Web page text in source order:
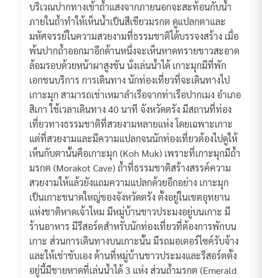
บริเวณปากทางเข้าถ้ำแสงจากภายนอกจะสะท้อนกับน้ำ
ภายในถ้ำทำให้เห็นน้ำเป็นสีเขียวมรกต ดูแปลกตาและ
มหัศจรรย์ในความสวยงามที่ธรรมชาติได้บรรจงสร้าง เมื่อ
พ้นปากถ้ำออกมาอีกด้านหนึ่งจะเห็นหาดทรายขาวสะอาด
ล้อมรอบด้วยหน้าผาสูงชัน นั่งเล่นน้ำได้ เกาะมุกมีที่พัก
เอกชนบริการ การเดินทาง นักท่องเที่ยวที่จะเดินทางไป
เกาะมุก สามารถเช่าเหมาลำเรือจากท่าเรือปากเมง อำเภอ
สิเกา ใช้เวลาเดินทาง 40 นาที จังหวัดตรัง มีสถานที่ท่อง
เที่ยวทางธรรมชาติที่สวยงามหลายแห่ง โดยเฉพาะเกาะ
แต่ที่สวยงามและมีความแปลกจนนักท่องเที่ยวต้องไปดูให้
เห็นกับตานั้นคือเกาะมุก (Koh Muk) เพราะที่เกาะมุกมีถ้ำ
มรกต (Morakot Cave) ถ้ำที่ธรรมชาติสร้างสรรค์ความ
สวยงามให้แล้วยังแถมความแปลกด้วยอีกอย่าง เกาะมุก
เป็นเกาะขนาดใหญ่ของจังหวัดตรัง ตั้งอยู่ในเขตอุทยาน
แห่งชาติหาดเจ้าไหม มีหมู่บ้านชาวประมงอยู่บนเกาะ มี
ร้านอาหาร มีรีสอร์ตสำหรับนักท่องเที่ยวที่ต้องการพักบน
เกาะ ส่วนการเดินทางบนเกาะนั้น มีรถมอเตอร์ไซค์รับจ้าง
และให้เช่าขับเอง ด้านที่หมู่บ้านชาวประมงและรีสอร์ตตั้ง
อยู่นี้มีชายหาดที่เล่นน้ำได้ 3 แห่ง ส่วนถ้ำมรกต (Emerald